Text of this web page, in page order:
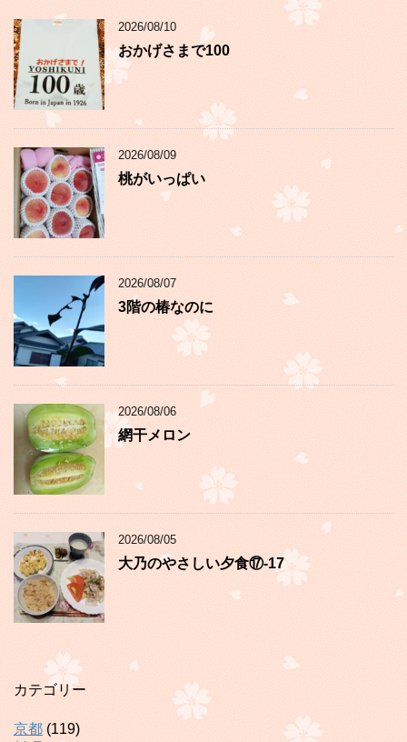
2026/08/10
おかげさまで100
2026/08/09
桃がいっぱい
2026/08/07
3階の椿なのに
2026/08/06
網干メロン
2026/08/05
大乃のやさしい夕食⑰-17
カテゴリー
京都 (119)